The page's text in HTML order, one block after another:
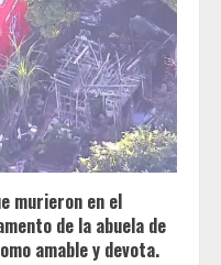
murieron en el
de la abuela de
amable y devota.